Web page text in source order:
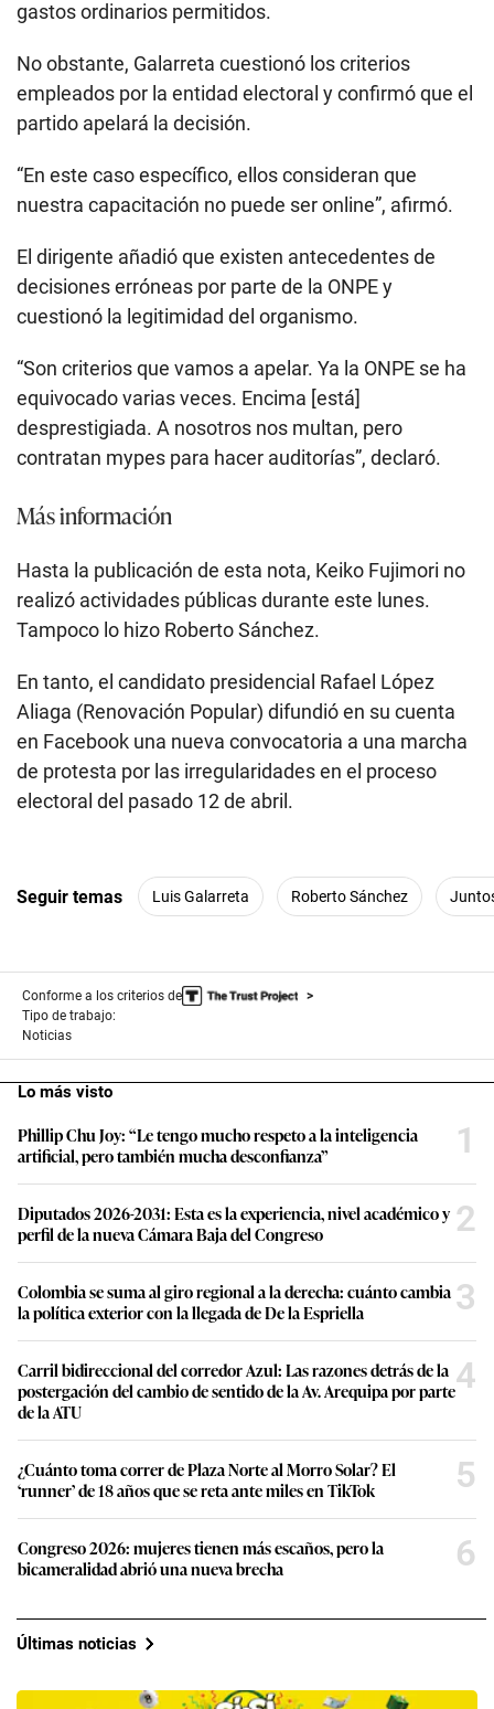
gastos ordinarios permitidos.
No obstante, Galarreta cuestionó los criterios
empleados por la entidad electoral y confirmó que el
partido apelará la decisión.
“En este caso específico, ellos consideran que
nuestra capacitación no puede ser online”, afirmó.
El dirigente añadió que existen antecedentes de
decisiones erróneas por parte de la ONPE y
cuestionó la legitimidad del organismo.
“Son criterios que vamos a apelar. Ya la ONPE se ha
equivocado varias veces. Encima [está]
desprestigiada. A nosotros nos multan, pero
contratan mypes para hacer auditorías”, declaró.
Más información
Hasta la publicación de esta nota, Keiko Fujimori no
realizó actividades públicas durante este lunes.
Tampoco lo hizo Roberto Sánchez.
En tanto, el candidato presidencial Rafael López
Aliaga (Renovación Popular) difundió en su cuenta
en Facebook una nueva convocatoria a una marcha
de protesta por las irregularidades en el proceso
electoral del pasado 12 de abril.
Seguir temas Luis Galarreta Roberto Sánchez
Conforme a los criterios de
Tipo de trabajo:
Noticias
Lo más visto
Phillip Chu Joy: “Le tengo mucho respeto a la inteligencia
artificial, pero también mucha desconfianza”
1
Diputados 2026-2031: Esta es la experiencia, nivel académico y
perfil de la nueva Cámara Baja del Congreso
2
Colombia se suma al giro regional a la derecha: cuánto cambia
la política exterior con la llegada de De la Espriella
3
Carril bidireccional del corredor Azul: Las razones detrás de la
postergación del cambio de sentido de la Av. Arequipa por parte
de la ATU
4
¿Cuánto toma correr de Plaza Norte al Morro Solar? El
‘runner’ de 18 años que se reta ante miles en TikTok
5
Congreso 2026: mujeres tienen más escaños, pero la
bicameralidad abrió una nueva brecha
6
Últimas noticias